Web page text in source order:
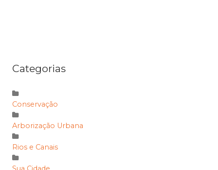
Categorias
Conservação
Arborização Urbana
Rios e Canais